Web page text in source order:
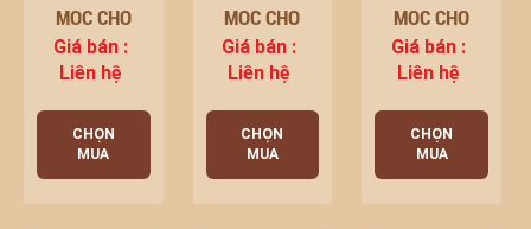
MÓC CHÓ
Giá bán :
Liên hệ
CHỌN
MUA
MÓC CHÓ
Giá bán :
Liên hệ
CHỌN
MUA
MÓC CHÓ
Giá bán :
Liên hệ
CHỌN
MUA